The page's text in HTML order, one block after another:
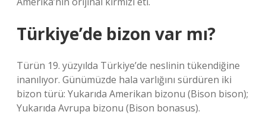
Türkiye’de bizon var mı?
Türün 19. yüzyılda Türkiye’de neslinin tükendiğine
inanılıyor. Günümüzde hala varlığını sürdüren iki
bizon türü: Yukarıda Amerikan bizonu (Bison bison);
Yukarıda Avrupa bizonu (Bison bonasus).